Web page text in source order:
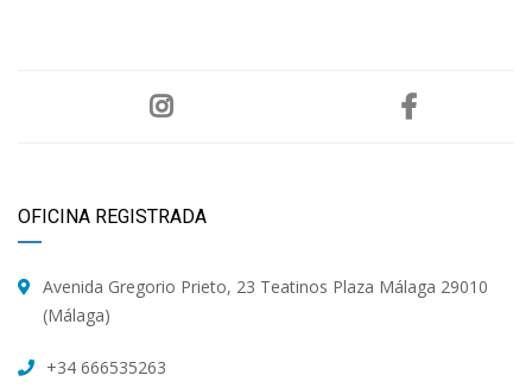
OFICINA REGISTRADA
Avenida Gregorio Prieto, 23 Teatinos Plaza Málaga 29010
(Málaga)
+34 666535263